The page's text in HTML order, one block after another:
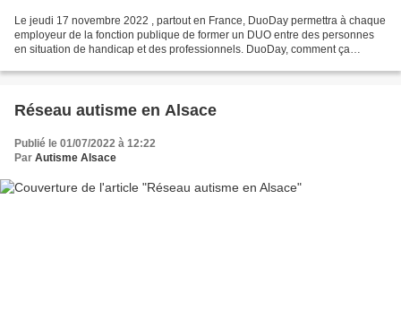
Le jeudi 17 novembre 2022 , partout en France, DuoDay permettra à chaque
employeur de la fonction publique de former un DUO entre des personnes
en situation de handicap et des professionnels. DuoDay, comment ça
Réseau autisme en Alsace
Publié le 01/07/2022 à 12:22
Par Autisme Alsace